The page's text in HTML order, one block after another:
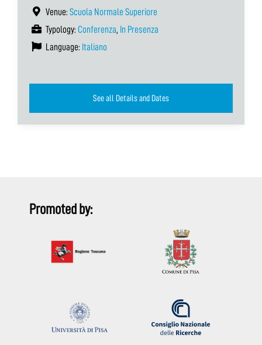
Venue: Scuola Normale Superiore
Typology: Conferenza, In Presenza
Language: Italiano
See all Details and Dates
Promoted by: